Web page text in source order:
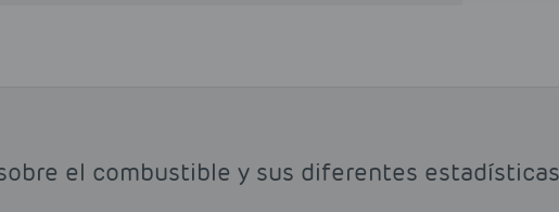
el combustible y sus diferentes